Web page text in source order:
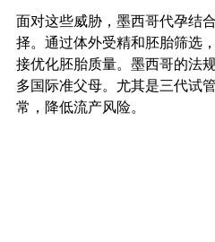
面对这些威胁，墨西哥代孕结
择。通过体外受精和胚胎筛选
接优化胚胎质量。墨西哥的法
多国际准父母。尤其是三代试
常，降低流产风险。